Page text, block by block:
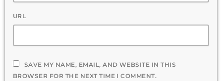
URL
SAVE MY NAME, EMAIL, AND WEBSITE IN THIS
BROWSER FOR THE NEXT TIME I COMMENT.